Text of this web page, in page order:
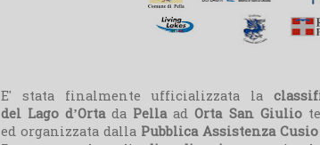
E' stata finalmente ufficializzata la
del Lago d’Ortada PellaadOrta San Giulio
ed organizzata dalla Pubblica Assistenza